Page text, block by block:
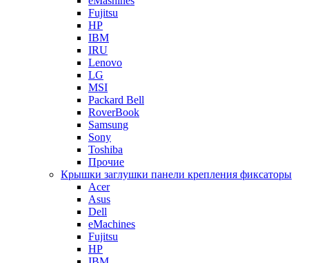
Fujitsu
HP
IBM
IRU
Lenovo
LG
MSI
Packard Bell
RoverBook
Samsung
Sony
Toshiba
Прочие
Крышки заглушки панели крепления фиксаторы
Acer
Asus
Dell
eMachines
Fujitsu
HP